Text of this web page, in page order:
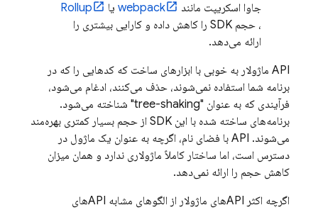
جاوا اسکریپت مانند
webpack یا
Rollup
، حجم SDK را کاهش داده و کارایی بیشتری را
ارائه می‌دهد.
API ماژولار به خوبی با ابزارهای ساخت که کدهایی را که در
برنامه شما استفاده نمی‌شوند، حذف می‌کنند، ادغام می‌شود،
فرآیندی که به عنوان "tree-shaking" شناخته می‌شود.
برنامه‌های ساخته شده با این SDK از حجم بسیار کمتری بهره‌مند
می‌شوند. API با فضای نام، اگرچه به عنوان یک ماژول در
دسترس است، اما ساختار کاملاً ماژولاری ندارد و همان میزان
کاهش حجم را ارائه نمی‌دهد.
اگرچه اکثر APIهای ماژولار از الگوهای مشابه APIهای